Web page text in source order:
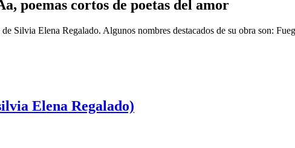
poemas cortos de poetas del amor
Silvia Elena Regalado. Algunos nombres destacados de su obra son:
Elena Regalado)